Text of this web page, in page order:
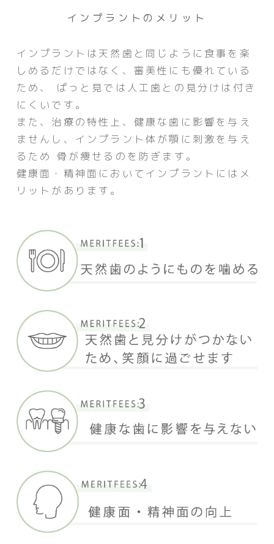
インプラントのメリット
インプラントは天然歯と同じように食事を楽
しめるだけではなく、審美性にも優れている
ため、 ぱっと見では人工歯との見分けは付き
にくいです。
また、治療の特性上、健康な歯に影響を与え
ませんし、インプラント体が顎に刺激を与え
るため 骨が痩せるのを防ぎます。
健康面・精神面においてインプラントにはメ
リットがあります。